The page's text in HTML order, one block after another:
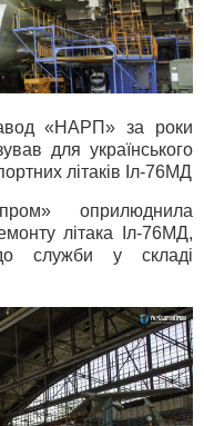
«НАРП» за роки
для українського
літаків Іл-76МД
оприлюднила
літака Іл-76МД,
служби у складі